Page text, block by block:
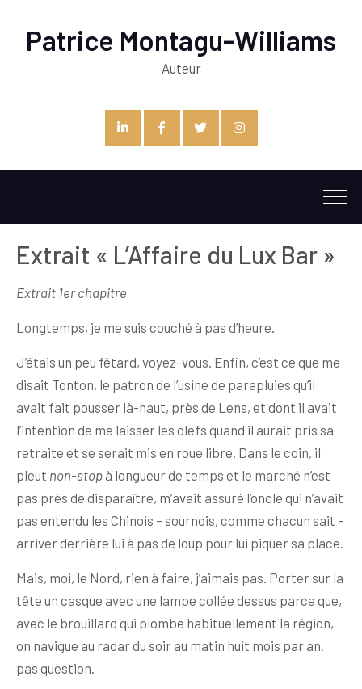
Patrice Montagu-Williams
Auteur
Extrait « L’Affaire du Lux Bar »
Extrait 1er chapitre
Longtemps, je me suis couché à pas d’heure.
J’étais un peu fêtard, voyez-vous. Enfin, c’est ce que me
disait Tonton, le patron de l’usine de parapluies qu’il
avait fait pousser là-haut, près de Lens, et dont il avait
l’intention de me laisser les clefs quand il aurait pris sa
retraite et se serait mis en roue libre. Dans le coin, il
pleut non-stop à longueur de temps et le marché n’est
pas près de disparaître, m’avait assuré l’oncle qui n’avait
pas entendu les Chinois – sournois, comme chacun sait –
arriver derrière lui à pas de loup pour lui piquer sa place.
Mais, moi, le Nord, rien à faire, j’aimais pas. Porter sur la
tête un casque avec une lampe collée dessus parce que,
avec le brouillard qui plombe habituellement la région,
on navigue au radar du soir au matin huit mois par an,
pas question.